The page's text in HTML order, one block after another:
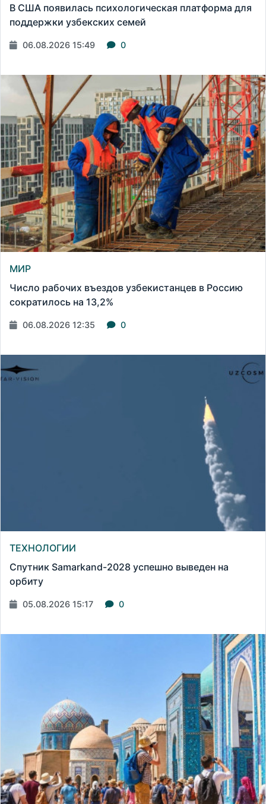
В США появилась психологическая платформа для
поддержки узбекских семей
06.08.2026 15:49 0
МИР
Число рабочих въездов узбекистанцев в Россию
сократилось на 13,2%
06.08.2026 12:35 0
ТЕХНОЛОГИИ
Спутник Samarkand-2028 успешно выведен на
орбиту
05.08.2026 15:17 0